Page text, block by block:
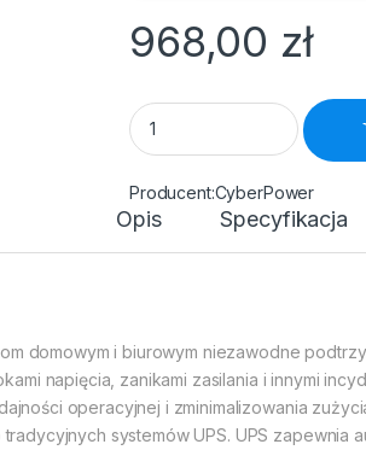
968,00 zł
Zasilacz awaryjny UPS -
CyberPower
Opis Specyfikacja
domowym i biurowym niezawodne
napięcia, zanikami zasilania i innymi
operacyjnej i zminimalizowania
systemów UPS. UPS zapewnia